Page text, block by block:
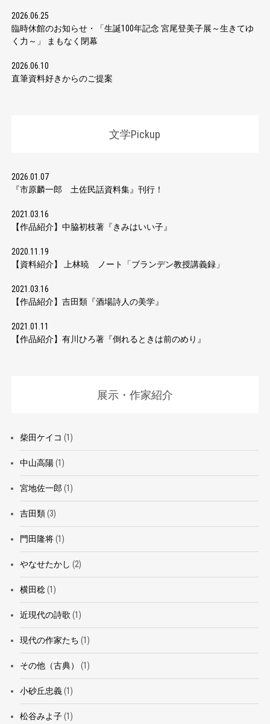
2026.06.25
臨時休館のお知らせ・「生誕100年記念 宮尾登美子展～生きてゆ
く力～」 まもなく閉幕
2026.06.10
直筆資料好きからのご提案
文学Pickup
2026.01.07
『市原麟一郎 土佐民話資料集』刊行！
2021.03.16
【作品紹介】中脇初枝著『きみはいい子』
2020.11.19
【資料紹介】 上林暁 ノート「ブランデン教授講義録」
2021.03.16
【作品紹介】吉田類『酒場詩人の美学』
2021.01.11
【作品紹介】有川ひろ著『倒れるときは前のめり』
展示・作家紹介
柴田ケイコ (1)
中山高陽(1)
宮地佐一郎 (1)
吉田類(3)
門田隆将(1)
やなせたかし (2)
横田稔(1)
近現代の詩歌 (1)
現代の作家たち (1)
その他（古典） (1)
小砂丘忠義(1)
松谷みよ子(1)